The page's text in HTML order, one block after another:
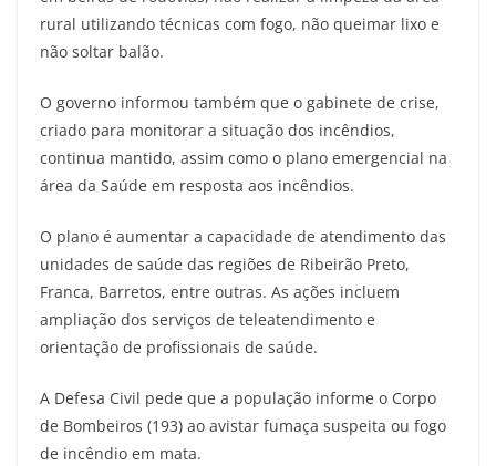
rural utilizando técnicas com fogo, não queimar lixo e
não soltar balão.
O governo informou também que o gabinete de crise,
criado para monitorar a situação dos incêndios,
continua mantido, assim como o plano emergencial na
área da Saúde em resposta aos incêndios.
O plano é aumentar a capacidade de atendimento das
unidades de saúde das regiões de Ribeirão Preto,
Franca, Barretos, entre outras. As ações incluem
ampliação dos serviços de teleatendimento e
orientação de profissionais de saúde.
A Defesa Civil pede que a população informe o Corpo
de Bombeiros (193) ao avistar fumaça suspeita ou fogo
de incêndio em mata.